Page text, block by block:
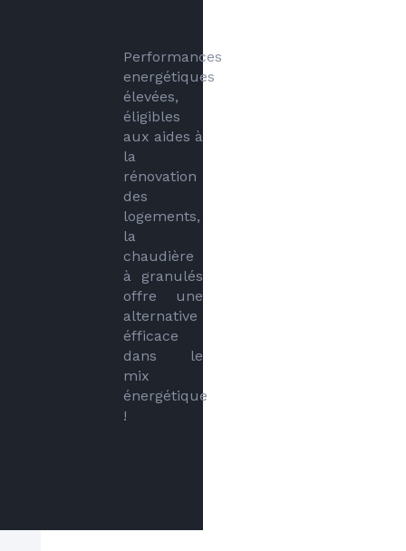
Performances
energétiques
élevées,
éligibles
aux aides à
la
rénovation
des
logements,
la
chaudière
à granulés
offre une
alternative
éfficace
dans le
mix
énergétique
!